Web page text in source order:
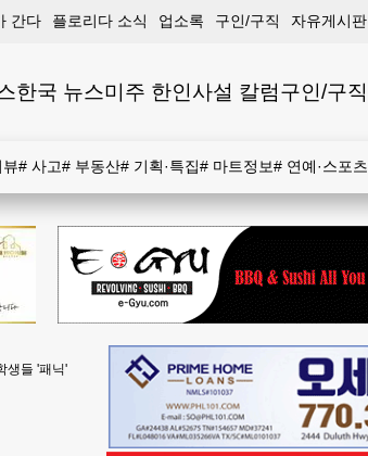
간다 플로리다 소식 업소록 구인/구직 자유게시판
한국 뉴스미주 한인사설 칼럼구인/구직
뷰# 사고# 부동산# 기획·특집# 마트정보# 연예·스포츠
생들 '패닉'